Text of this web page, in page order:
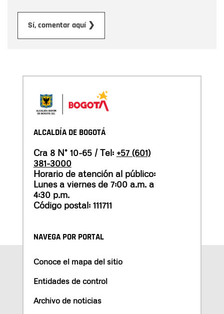
Sí, comentar aquí ❯
ALCALDÍA DE BOGOTÁ
Cra 8 N° 10-65 / Tel: +57 (601)
381-3000
Horario de atención al público:
Lunes a viernes de 7:00 a.m. a
4:30 p.m.
Código postal: 111711
NAVEGA POR PORTAL
Conoce el mapa del sitio
Entidades de control
Archivo de noticias